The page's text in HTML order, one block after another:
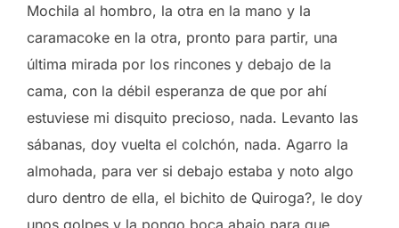
Mochila al hombro, la otra en la mano y la
caramacoke en la otra, pronto para partir, una
última mirada por los rincones y debajo de la
cama, con la débil esperanza de que por ahí
estuviese mi disquito precioso, nada. Levanto las
sábanas, doy vuelta el colchón, nada. Agarro la
almohada, para ver si debajo estaba y noto algo
duro dentro de ella, el bichito de Quiroga?, le doy
unos golpes y la pongo boca abajo para que